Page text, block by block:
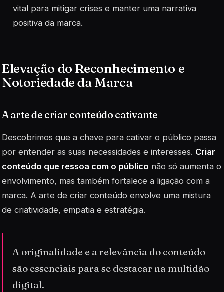
vital para mitigar crises e manter uma narrativa
positiva da marca.
Elevação do Reconhecimento e
Notoriedade da Marca
A arte de criar conteúdo cativante
Descobrimos que a chave para cativar o público passa
por entender as suas necessidades e interesses. Criar
conteúdo que ressoa com o público não só aumenta o
envolvimento, mas também fortalece a ligação com a
marca. A arte de criar conteúdo envolve uma mistura
de criatividade, empatia e estratégia.
A originalidade e a relevância do conteúdo
são essenciais para se destacar na multidão
digital.